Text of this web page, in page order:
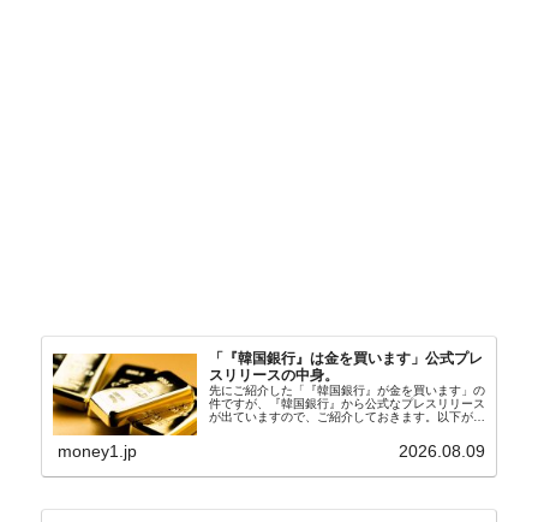
「『韓国銀行』は金を買います」公式プレ
スリリースの中身。
先にご紹介した「『韓国銀行』が金を買います」の
件ですが、『韓国銀行』から公式なプレスリリース
が出ていますので、ご紹介しておきます。以下が全
れ協力体制を構築□『韓国銀行』は、国内生産金の
money1.jp 2026.08.09